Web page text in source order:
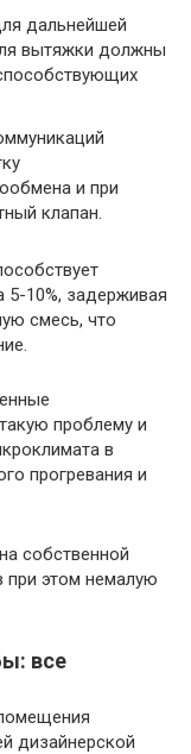
дальнейшей
вытяжки должны
и при
клапан.
10%, задерживая
смесь, что
проблему и
в
прогревания и
собственной
при этом немалую
все
дизайнерской